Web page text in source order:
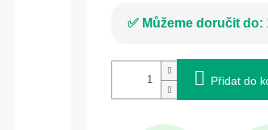
Můžeme doručit do:
Přidat do